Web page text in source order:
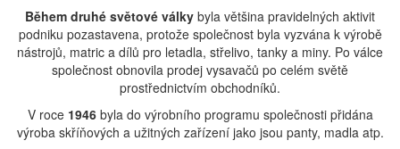
Během druhé světové války byla většina pravidelných aktivit
podniku pozastavena, protože společnost byla vyzvána k výrobě
nástrojů, matric a dílů pro letadla, střelivo, tanky a miny. Po válce
společnost obnovila prodej vysavačů po celém světě
prostřednictvím obchodníků.
V roce 1946byla do výrobního programu společnosti přidána
výroba skříňových a užitných zařízení jako jsou panty, madla atp.